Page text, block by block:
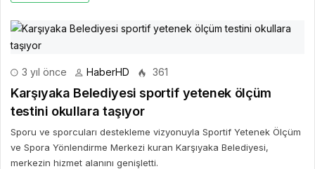
3 yıl önce HaberHD 361
Karşıyaka Belediyesi sportif yetenek ölçüm
testini okullara taşıyor
Sporu ve sporcuları destekleme vizyonuyla Sportif Yetenek Ölçüm
ve Spora Yönlendirme Merkezi kuran Karşıyaka Belediyesi,
merkezin hizmet alanını genişletti.